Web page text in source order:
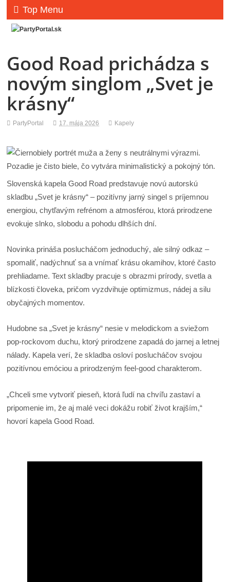
Top Menu
Good Road prichádza s
novým singlom „Svet je
krásny“
PartyPortal 17. mája 2026 Kapely
Slovenská kapela Good Road predstavuje novú autorskú
skladbu „Svet je krásny“ – pozitívny jarný singel s príjemnou
energiou, chytľavým refrénom a atmosférou, ktorá prirodzene
evokuje slnko, slobodu a pohodu dlhších dní.
Novinka prináša poslucháčom jednoduchý, ale silný odkaz –
spomaliť, nadýchnuť sa a vnímať krásu okamihov, ktoré často
prehliadame. Text skladby pracuje s obrazmi prírody, svetla a
blízkosti človeka, pričom vyzdvihuje optimizmus, nádej a silu
obyčajných momentov.
Hudobne sa „Svet je krásny“ nesie v melodickom a sviežom
pop-rockovom duchu, ktorý prirodzene zapadá do jarnej a letnej
nálady. Kapela verí, že skladba osloví poslucháčov svojou
pozitívnou emóciou a prirodzeným feel-good charakterom.
„Chceli sme vytvoriť pieseň, ktorá ľudí na chvíľu zastaví a
pripomenie im, že aj malé veci dokážu robiť život krajším,“
hovorí kapela Good Road.